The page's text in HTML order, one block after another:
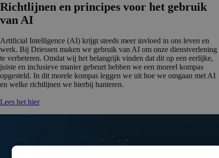
Richtlijnen en principes voor het gebruik
van AI
Artificial Intelligence (AI) krijgt steeds meer invloed in ons leven en
werk. Bij Driessen maken we gebruik van AI om onze dienstverlening
te verbeteren. Omdat wij het belangrijk vinden dat dit op een eerlijke,
juiste en inclusieve manier gebeurt hebben we een moreel kompas
opgesteld. In dit morele kompas leggen we uit hoe we omgaan met AI
en welke richtlijnen we hierbij hanteren.
Lees het hier